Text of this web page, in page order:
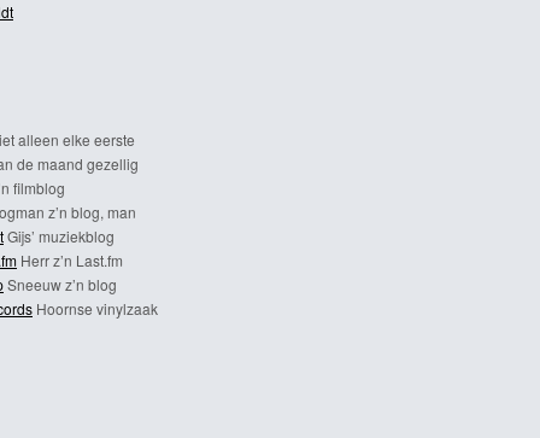
alleen elke eerste
de maand gezellig
filmblog
z’n blog, man
Gijs’ muziekblog
Herr z’n Last.fm
Sneeuw z’n blog
Hoornse vinylzaak